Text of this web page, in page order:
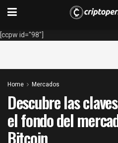
[ccpw id="98"]
Home Mercados
Descubre las
el fondo del
Bitcoin